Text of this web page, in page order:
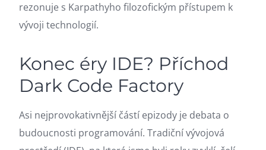
rezonuje s Karpathyho filozofickým přístupem k
vývoji technologií.
Konec éry IDE? Příchod
Dark Code Factory
Asi nejprovokativnější částí epizody je debata o
budoucnosti programování. Tradiční vývojová